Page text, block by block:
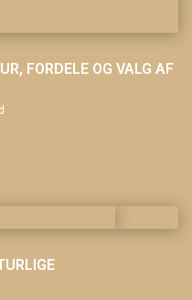
FORDELE OG VALG AF